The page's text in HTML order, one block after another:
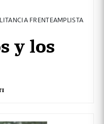
FRENTEAMPLISTA
y los